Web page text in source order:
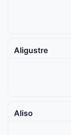
Aligustre
Aliso